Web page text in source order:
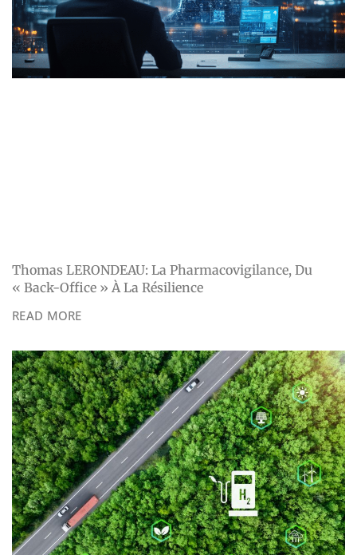
Thomas LERONDEAU: La Pharmacovigilance, Du
« Back-Office » À La Résilience
READ MORE